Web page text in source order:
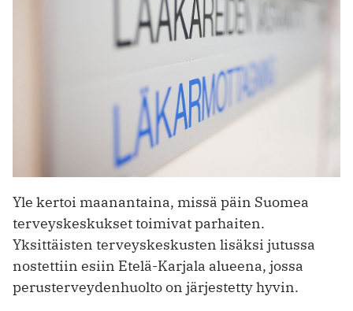
Yle kertoi maanantaina, missä päin Suomea
terveyskeskukset toimivat parhaiten.
Yksittäisten terveyskeskusten lisäksi jutussa
nostettiin esiin Etelä-Karjala alueena, jossa
perusterveydenhuolto on järjestetty hyvin.